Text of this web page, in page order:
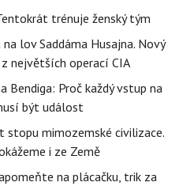
trénuje ženský tým
lov Saddáma Husajna. Nový
největších operací CIA
Bendiga: Proč každý vstup na
být událost
stopu mimozemské civilizace.
i ze Země
na plácačku, trik za